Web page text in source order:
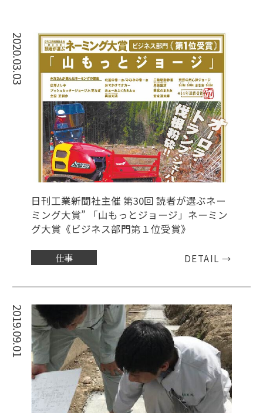
2020.03.03
日刊工業新聞社主催 第30回 読者が選ぶネー
ミング大賞” 「山もっとジョージ」ネーミン
グ大賞《ビジネス部門第１位受賞》
仕事 DETAIL →
2019.09.01